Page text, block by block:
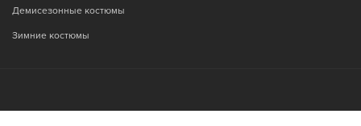
Демисезонные костюмы
Зимние костюмы